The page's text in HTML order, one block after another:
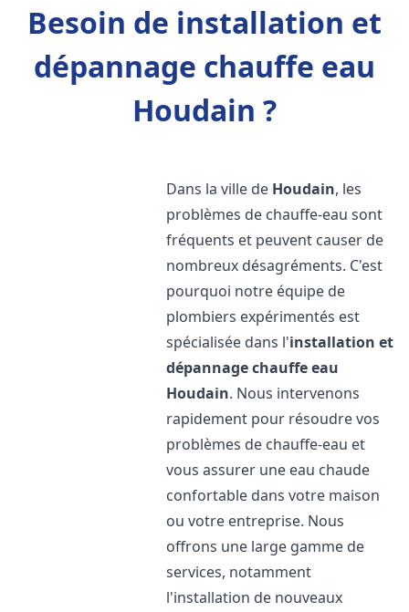
Besoin de installation et
dépannage chauffe eau
Houdain ?
Dans la ville de Houdain, les
problèmes de chauffe-eau sont
fréquents et peuvent causer de
nombreux désagréments. C'est
pourquoi notre équipe de
plombiers expérimentés est
spécialisée dans l'installation et
dépannage chauffe eau
Houdain. Nous intervenons
rapidement pour résoudre vos
problèmes de chauffe-eau et
vous assurer une eau chaude
confortable dans votre maison
ou votre entreprise. Nous
offrons une large gamme de
services, notamment
l'installation de nouveaux